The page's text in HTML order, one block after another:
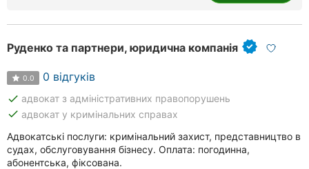
Руденко та партнери, юридична компанія
0.0 0 відгуків
done адвокат з адміністративних правопорушень
done адвокат у кримінальних справах
Адвокатські послуги: кримінальний захист, представництво в
судах, обслуговування бізнесу. Оплата: погодинна,
абонентська, фіксована.